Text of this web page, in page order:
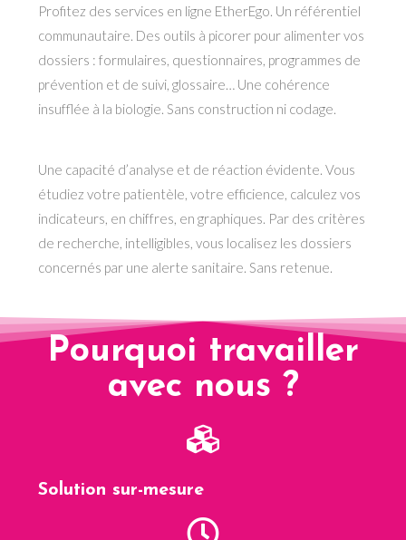
Profitez des services en ligne EtherEgo. Un référentiel
communautaire. Des outils à picorer pour alimenter vos
dossiers : formulaires, questionnaires, programmes de
prévention et de suivi, glossaire… Une cohérence
insufflée à la biologie. Sans construction ni codage.
Une capacité d’analyse et de réaction évidente. Vous
étudiez votre patientèle, votre efficience, calculez vos
indicateurs, en chiffres, en graphiques. Par des critères
de recherche, intelligibles, vous localisez les dossiers
concernés par une alerte sanitaire. Sans retenue.
Pourquoi travailler
avec nous ?
Solution sur-mesure